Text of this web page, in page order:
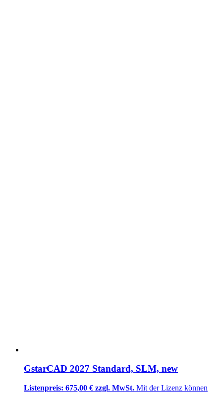
GstarCAD 2027 Standard, SLM, new
Listenpreis: 675,00 € zzgl. MwSt. Mit der Lizenz können